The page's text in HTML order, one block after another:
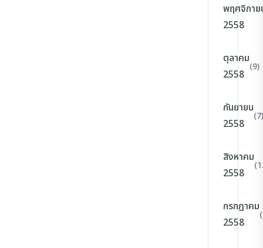
พฤศจิกาย
2558
ตุลาคม
2558
(9)
กันยายน
2558
(7)
สิงหาคม
2558
กรกฎาคม
2558